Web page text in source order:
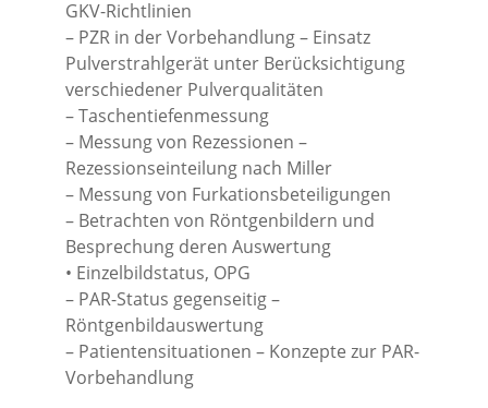
GKV-Richtlinien
– PZR in der Vorbehandlung – Einsatz
Pulverstrahlgerät unter Berücksichtigung
verschiedener Pulverqualitäten
– Taschentiefenmessung
– Messung von Rezessionen –
Rezessionseinteilung nach Miller
– Messung von Furkationsbeteiligungen
– Betrachten von Röntgenbildern und
Besprechung deren Auswertung
• Einzelbildstatus, OPG
– PAR-Status gegenseitig –
Röntgenbildauswertung
– Patientensituationen – Konzepte zur PAR-
Vorbehandlung